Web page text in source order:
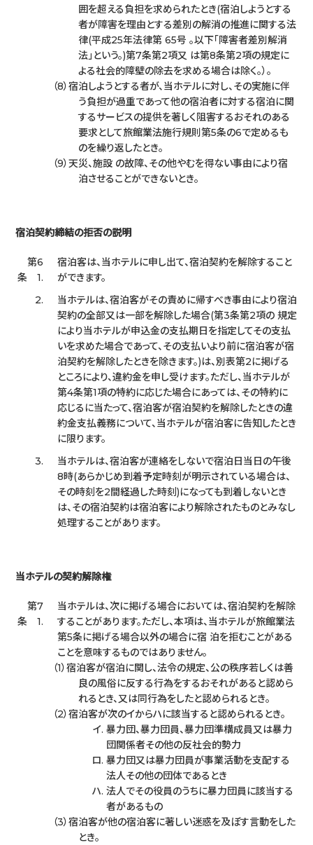
囲を超える負担を求められたとき(宿泊しようとする
者が障害を理由とする差別の解消の推進に関する法
律(平成25年法律第 65号 。以下「障害者差別解消
法」という。)第7条第2項又 は第8条第2項の規定に
よる社会的障壁の除去を求める場合は除く。）。
宿泊しようとする者が、当ホテルに対し、その実施に伴
う負担が過重であって他の宿泊者に対する宿泊に関
するサービスの提供を著しく阻害するおそれのある
要求として旅館業法施行規則第5条の6で定めるも
のを繰り返したとき。
天災、施設 の故障、その他やむを得ない事由により宿
泊させることができないとき。
宿泊契約締結の拒否の説明
第6
条 1.
宿泊客は、当ホテルに申し出て、宿泊契約を解除すること
ができます。
2.
当ホテルは、宿泊客がその責めに帰すべき事由により宿泊
契約の全部又は一部を解除した場合(第3条第2項の 規定
により当ホテルが申込金の支払期日を指定してその支払
いを求めた場合であって、その支払いより前に宿泊客が宿
泊契約を解除したときを除きます。)は、別表第2に掲げる
ところにより、違約金を申し受けます。ただし、当ホテルが
第4条第1項の特約に応じた場合にあっては、その特約に
応じるに当たって、宿泊客が宿泊契約を解除したときの違
約金支払義務について、当ホテルが宿泊客に告知したとき
に限ります。
3.
当ホテルは、宿泊客が連絡をしないで宿泊日当日の午後
8時(あらかじめ到着予定時刻が明示されている場合は、
その時刻を2間経過した時刻)になっても到着しないとき
は、その宿泊契約は宿泊客により解除されたものとみなし
処理することがあります。
当ホテルの契約解除権
第7
条 1.
当ホテルは、次に掲げる場合においては、宿泊契約を解除
することがあります。ただし、本項は、当ホテルが旅館業法
第5条に掲げる場合以外の場合に宿 泊を拒むことがある
ことを意味するものではありません。
宿泊客が宿泊に関し、法令の規定、公の秩序若しくは善
良の風俗に反する行為をするおそれがあると認めら
れるとき、又は同行為をしたと認められるとき。
宿泊客が次のイからハに該当すると認められるとき。
暴力団、暴力団員、暴力団準構成員又は暴力
団関係者その他の反社会的勢力
暴力団又は暴力団員が事業活動を支配する
法人その他の団体であるとき
法人でその役員のうちに暴力団員に該当する
者があるもの
宿泊客が他の宿泊客に著しい迷惑を及ぼす言動をした
とき。